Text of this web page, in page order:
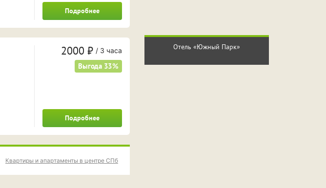
Подробнее
2000 ₽ / 3 часа
Выгода 33%
Подробнее
Квартиры и апартаменты в центре СПб
Отель «Южный Парк»